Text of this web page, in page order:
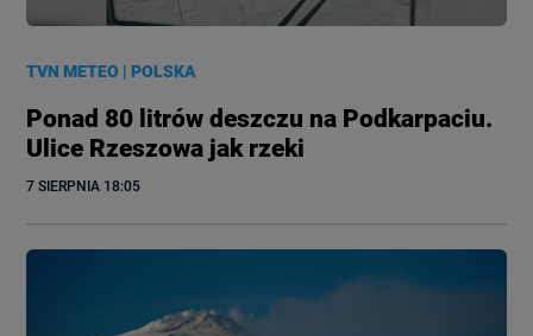
TVN METEO |POLSKA
Ponad 80 litrów deszczu na Podkarpaciu.
Ulice Rzeszowa jak rzeki
7 SIERPNIA 18:05